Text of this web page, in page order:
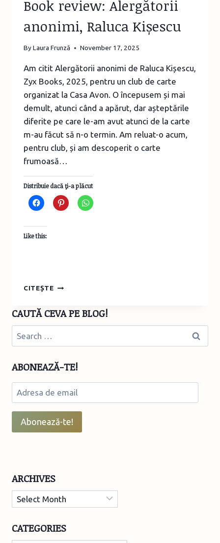
Book review: Alergătorii
anonimi, Raluca Kișescu
ByLaura Frunză November 17, 2025
Am citit Alergătorii anonimi de Raluca Kișescu,
Zyx Books, 2025, pentru un club de carte
organizat la Casa Avon. O începusem și mai
demult, atunci când a apărut, dar așteptările
diferite pe care le-am avut atunci de la carte
m-au făcut să n-o termin. Am reluat-o acum,
pentru club, și am descoperit o carte
frumoasă…
Distribuie dacă ţi-a plăcut
Like this:
CITEȘTEBOOK
ANONIMI,
RALUCA
CAUTĂ CEVA PE BLOG!
Search
for:
ABONEAZĂ-TE!
Adresa
de
email
Abonează-te!
ARCHIVES
Archives
CATEGORIES